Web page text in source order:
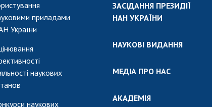
приладами
України
наукових
наукових
ЗАСІДАННЯ ПРЕЗИДІЇ
НАН УКРАЇНИ
НАУКОВІ ВИДАННЯ
МЕДІА ПРО НАС
АКАДЕМІЯ